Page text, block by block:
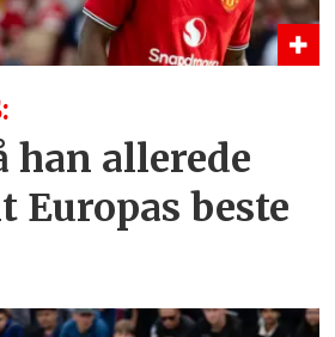
han allerede
Europas beste